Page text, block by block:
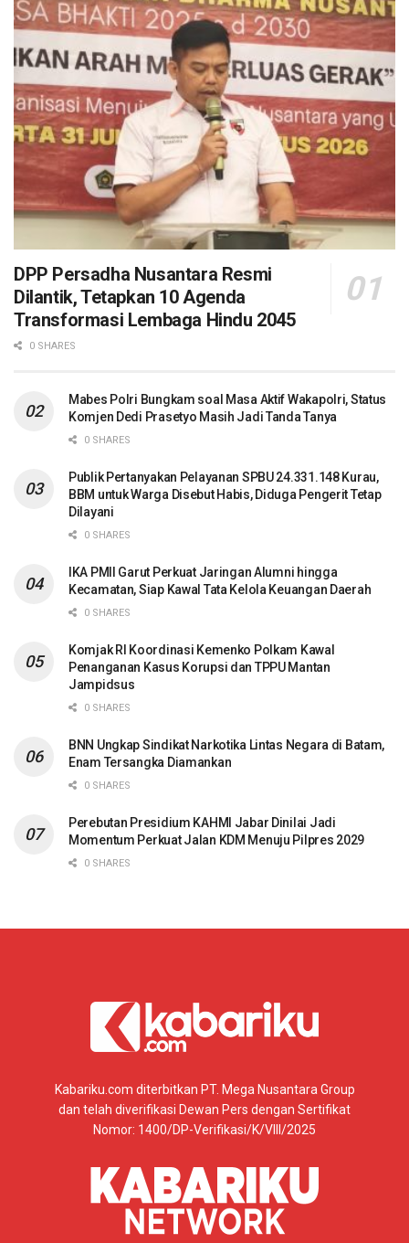
DPP Persadha Nusantara Resmi
Dilantik, Tetapkan 10 Agenda
Transformasi Lembaga Hindu 2045
0 SHARES
Mabes Polri Bungkam soal Masa Aktif Wakapolri, Status
Komjen Dedi Prasetyo Masih Jadi Tanda Tanya
0 SHARES
Publik Pertanyakan Pelayanan SPBU 24.331.148 Kurau,
BBM untuk Warga Disebut Habis, Diduga Pengerit Tetap
Dilayani
0 SHARES
IKA PMII Garut Perkuat Jaringan Alumni hingga
Kecamatan, Siap Kawal Tata Kelola Keuangan Daerah
0 SHARES
Komjak RI Koordinasi Kemenko Polkam Kawal
Penanganan Kasus Korupsi dan TPPU Mantan
Jampidsus
0 SHARES
BNN Ungkap Sindikat Narkotika Lintas Negara di Batam,
Enam Tersangka Diamankan
0 SHARES
Perebutan Presidium KAHMI Jabar Dinilai Jadi
Momentum Perkuat Jalan KDM Menuju Pilpres 2029
0 SHARES
Kabariku.com diterbitkan PT. Mega Nusantara Group
dan telah diverifikasi Dewan Pers dengan Sertifikat
Nomor: 1400/DP-Verifikasi/K/VIII/2025